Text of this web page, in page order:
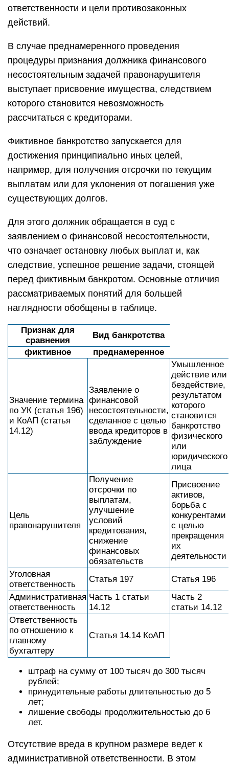
ответственности и цели противозаконных
действий.
В случае преднамеренного проведения
процедуры признания должника финансового
несостоятельным задачей правонарушителя
выступает присвоение имущества, следствием
которого становится невозможность
рассчитаться с кредиторами.
Фиктивное банкротство запускается для
достижения принципиально иных целей,
например, для получения отсрочки по текущим
выплатам или для уклонения от погашения уже
существующих долгов.
Для этого должник обращается в суд с
заявлением о финансовой несостоятельности,
что означает остановку любых выплат и, как
следствие, успешное решение задачи, стоящей
перед фиктивным банкротом. Основные отличия
рассматриваемых понятий для большей
наглядности обобщены в таблице.
Признак для
сравнения
Вид банкротства
фиктивное
преднамеренное
Значение термина
по УК (статья 196)
и КоАП (статья
14.12)
Заявление о
финансовой
несостоятельности,
сделанное с целью
ввода кредиторов в
заблуждение
Умышленное
действие или
бездействие,
результатом
которого
становится
банкротство
физического
или
юридического
лица
Цель
правонарушителя
Получение
отсрочки по
выплатам,
улучшение
условий
кредитования,
снижение
финансовых
обязательств
Присвоение
активов,
борьба с
конкурентами
с целью
прекращения
их
деятельности
Уголовная
ответственность
Статья 197
Статья 196
Административная
ответственность
Часть 1 статьи
14.12
Часть 2
статьи 14.12
Ответственность
по отношению к
главному
бухгалтеру
Статья 14.14 КоАП
штраф на сумму от 100 тысяч до 300 тысяч
рублей;
принудительные работы длительностью до 5
лет;
лишение свободы продолжительностью до 6
лет.
Отсутствие вреда в крупном размере ведет к
административной ответственности. В этом